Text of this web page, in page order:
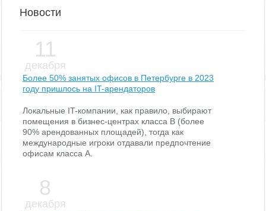
Новости
11
декабря
Более 50% занятых офисов в Петербурге в 2023
году пришлось на IT-арендаторов
Локальные IT-компании, как правило, выбирают
помещения в бизнес-центрах класса В (более
90% арендованных площадей), тогда как
международные игроки отдавали предпочтение
офисам класса А.
8
декабря